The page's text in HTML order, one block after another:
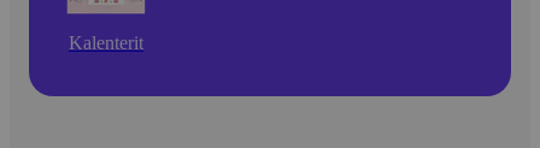
Kalenterit